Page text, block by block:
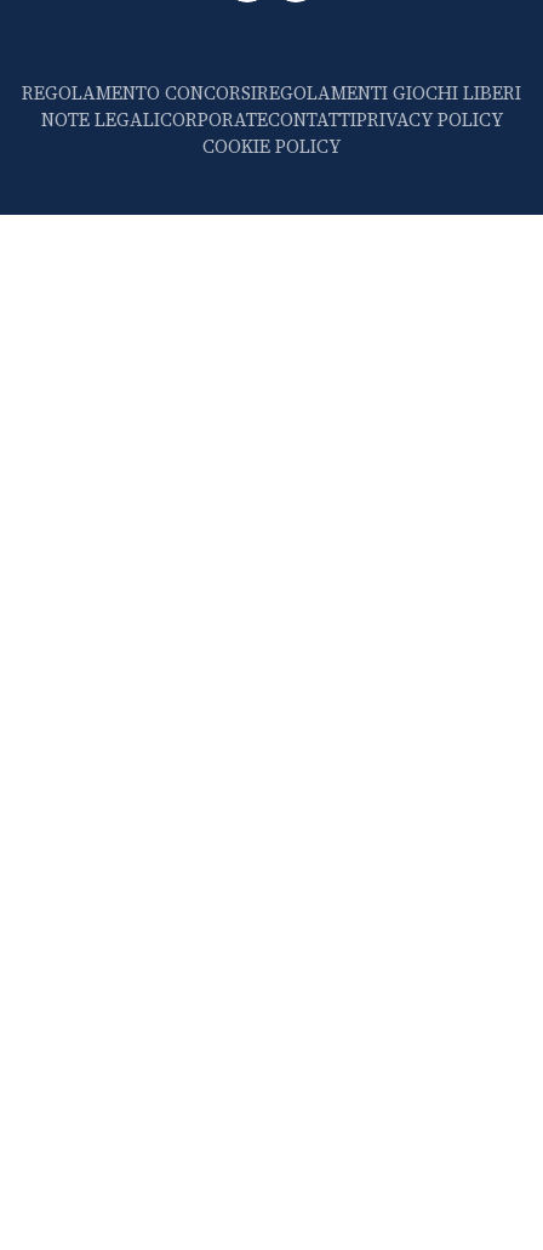
REGOLAMENTO CONCORSIREGOLAMENTI GIOCHI LIBERI
NOTE LEGALICORPORATECONTATTIPRIVACY POLICY
COOKIE POLICY